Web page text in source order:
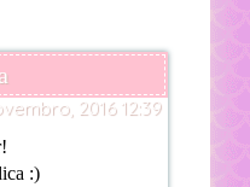
2016 12:39
:)